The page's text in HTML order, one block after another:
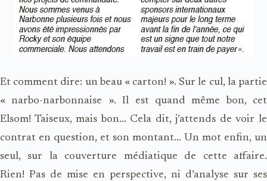
Et comment dire: un beau « carton! ». Sur le cul, la partie
« narbo-narbonnaise ». Il est quand même bon, cet
Elsom! Taiseux, mais bon… Cela dit, j’attends de voir le
contrat en question, et son montant… Un mot enfin, un
seul, sur la couverture médiatique de cette affaire.
Rien! Pas de mise en perspective, ni d’analyse sur ses